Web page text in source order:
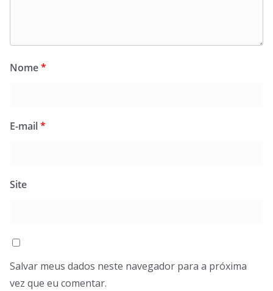
Nome*
E-mail*
Site
Salvar meus dados neste navegador para a próxima
vez que eu comentar.